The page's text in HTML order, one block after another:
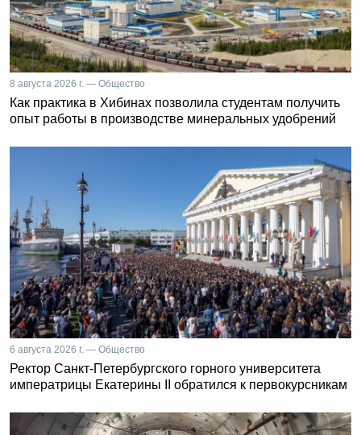
8 августа 2026 г. — Общество
Как практика в Хибинах позволила студентам получить
опыт работы в производстве минеральных удобрений
6 августа 2026 г. — Общество
Ректор Санкт-Петербургского горного университета
императрицы Екатерины II обратился к первокурсникам